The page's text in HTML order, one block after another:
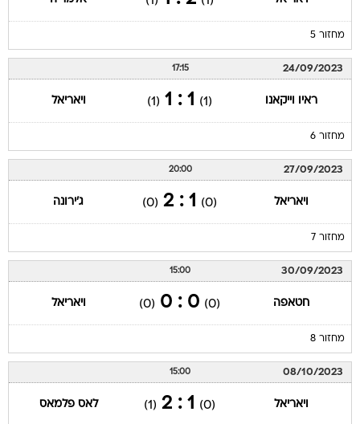
מחזור 5
24/09/2023
17:15
ראיו וייקאנו (1)
1 : 1
(1) ויאריאל
מחזור 6
27/09/2023
20:00
ויאריאל (0)
1 : 2
(0) ג'ירונה
מחזור 7
30/09/2023
15:00
חטאפה (0)
0 : 0
(0) ויאריאל
מחזור 8
08/10/2023
15:00
ויאריאל (0)
1 : 2
(1) לאס פלמאס